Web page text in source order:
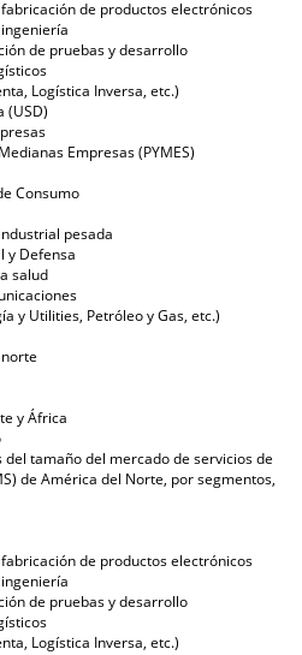
de productos electrónicos
de pruebas y desarrollo
Logística Inversa, etc.)
(USD)
Empresas (PYMES)
Consumo
pesada
y Defensa
salud
y Utilities, Petróleo y Gas, etc.)
y África
tamaño del mercado de servicios de
de América del Norte, por segmentos,
de productos electrónicos
de pruebas y desarrollo
Logística Inversa, etc.)